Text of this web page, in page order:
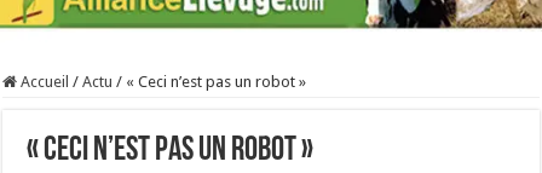
40 ans du Space : une présentation caprine quotidienne
La collecte de lait de chèvre confirme son rebond
Accueil / Actu / « Ceci n’est pas un robot »
« Ceci n’est pas un robot »